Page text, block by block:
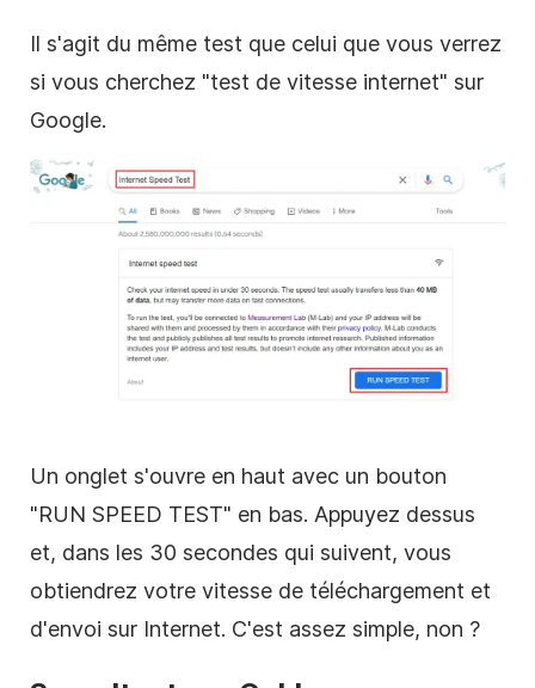
Il s'agit du même test que celui que vous verrez
si vous cherchez "test de vitesse internet" sur
Google.
Un onglet s'ouvre en haut avec un bouton
"RUN SPEED TEST" en bas. Appuyez dessus
et, dans les 30 secondes qui suivent, vous
obtiendrez votre vitesse de téléchargement et
d'envoi sur Internet. C'est assez simple, non ?